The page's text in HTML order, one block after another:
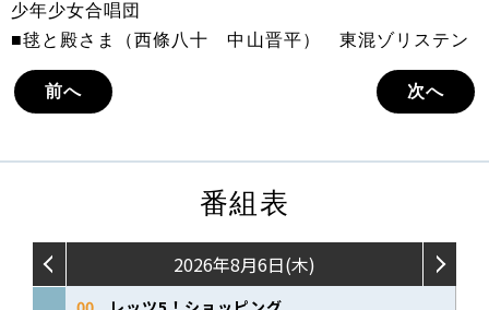
少年少女合唱団
■毬と殿さま（西條八十 中山晋平） 東混ゾリステン
前へ 次へ
番組表